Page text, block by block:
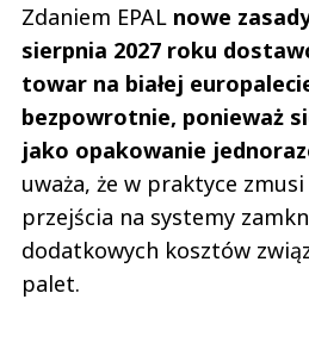
Zdaniem EPAL nowe
sierpnia 2027 roku
towar na białej
bezpowrotnie, ponieważ
jako opakowanie
uważa, że w praktyce
przejścia na systemy
dodatkowych kosztów
palet.